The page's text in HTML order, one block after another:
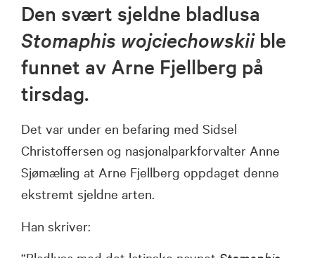
Den svært sjeldne bladlusa
Stomaphis wojciechowskiible
funnet av Arne Fjellberg på
tirsdag.
Det var under en befaring med Sidsel
Christoffersen og nasjonalparkforvalter Anne
Sjømæling at Arne Fjellberg oppdaget denne
ekstremt sjeldne arten.
Han skriver: